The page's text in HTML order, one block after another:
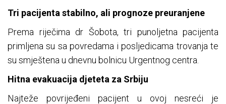
Tri pacijenta stabilno, ali prognoze preuranjene
Prema riječima dr Šobota, tri punoljetna pacijenta
primljena su sa povredama i posljedicama trovanja te
su smještena u dnevnu bolnicu Urgentnog centra.
Hitna evakuacija djeteta za Srbiju
Najteže povrijeđeni pacijent u ovoj nesreći je